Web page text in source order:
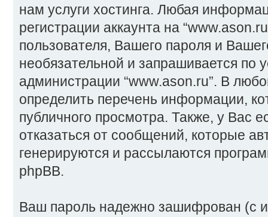
нам услуги хостинга. Любая
регистрации аккаунта на
пользователя, Вашего пароля и
необязательной и запрашивается по
администрации “www.ason.ru”. В
определить перечень информации,
публичного просмотра. Также, у Вас
отказаться от сообщений, которые
генерируются и рассылаются
phpBB.
Ваш пароль надежно зашифрован (с